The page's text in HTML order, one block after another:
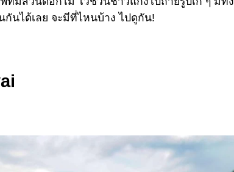
กันได้เลย จะมีที่ไหนบ้าง ไปดูกัน!